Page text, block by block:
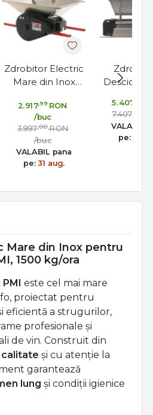
Zdrobitor Electric
Mare din Inox
Fără Sâmburi si
Struguri – Cuțite
Inox, Role Nylon,
1500 kg/ora
2.917,99 RON
/buc
3.997,00 RON
/buc
VALABIL pana
pe: 31 aug.
pentru
1500
5.407
7.407
VALABIL
pe:
Mare din Inox pentru
1500 kg/ora
PMI este cel mai mare
proiectat pentru
eficientă a strugurilor,
profesionale și
de vin. Construit din
și cu atenție la
garantează
lung și condiții igienice